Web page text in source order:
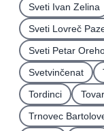
Sveti Ivan Zelina
Sveti Lovreč
Sveti Petar
Svetvinčenat
Tordinci
Trnovec